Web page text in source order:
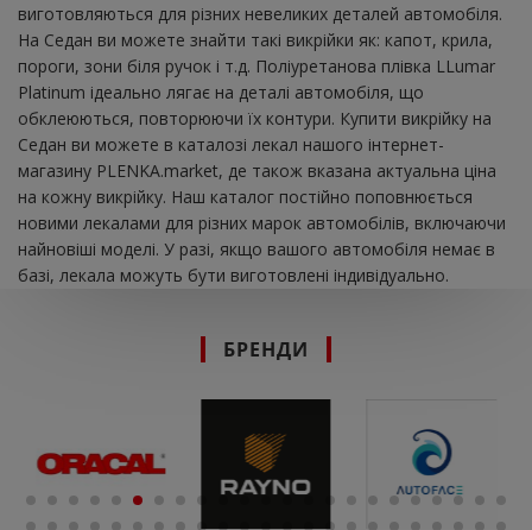
виготовляються для різних невеликих деталей автомобіля.
На Седан ви можете знайти такі викрійки як: капот, крила,
пороги, зони біля ручок і т.д. Поліуретанова плівка LLumar
Platinum ідеально лягає на деталі автомобіля, що
обклеюються, повторюючи їх контури. Купити викрійку на
Седан ви можете в каталозі лекал нашого інтернет-
магазину PLENKA.market, де також вказана актуальна ціна
на кожну викрійку. Наш каталог постійно поповнюється
новими лекалами для різних марок автомобілів, включаючи
найновіші моделі. У разі, якщо вашого автомобіля немає в
базі, лекала можуть бути виготовлені індивідуально.
БРЕНДИ